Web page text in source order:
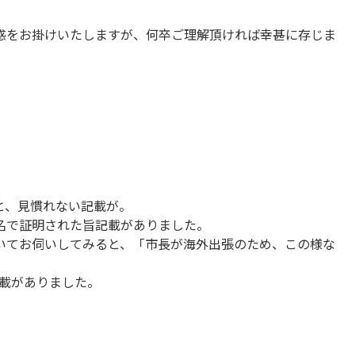
お掛けいたしますが、何卒ご理解頂ければ幸甚に存じま
見慣れない記載が。
証明された旨記載がありました。
お伺いしてみると、「市長が海外出張のため、この様な
がありました。